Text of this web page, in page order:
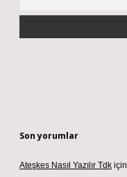
Son yorumlar
Ateşkes Nasıl Yazılır Tdk için